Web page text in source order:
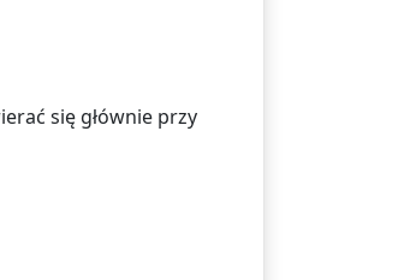
się głównie przy